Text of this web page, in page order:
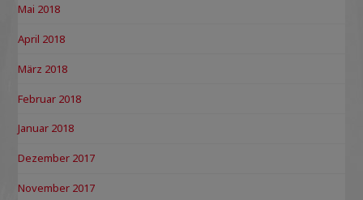
Mai 2018
April 2018
März 2018
Februar 2018
Januar 2018
Dezember 2017
November 2017